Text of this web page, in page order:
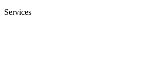
Services